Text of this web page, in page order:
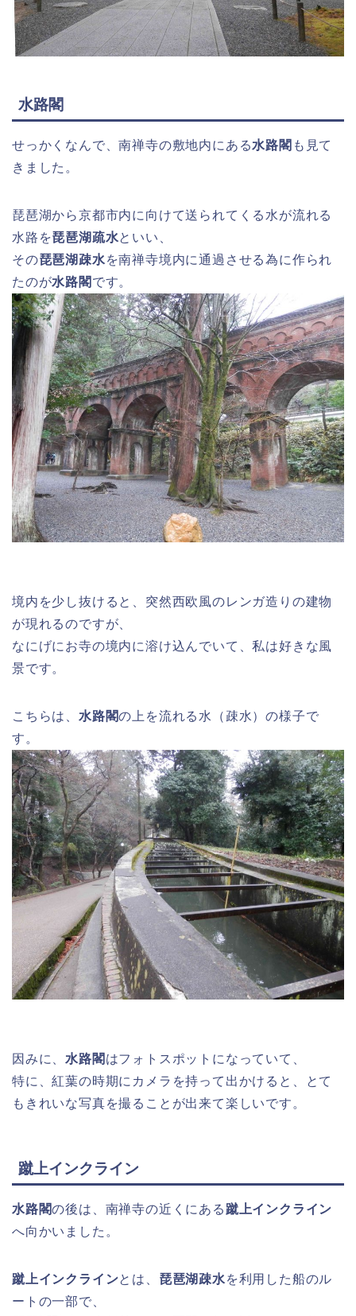
水路閣
せっかくなんで、南禅寺の敷地内にある水路閣 も見て
きました。
琵琶湖から京都市内に向けて送られてくる水が流れる
水路を琵琶湖疏水といい、
その琵琶湖疎水を南禅寺境内に通過させる為に作られ
たのが水路閣 です。
境内を少し抜けると、突然西欧風のレンガ造りの建物
が現れるのですが、
なにげにお寺の境内に溶け込んでいて、私は好きな風
景です。
こちらは、 水路閣の上を流れる水（疎水）の様子で
す。
因みに、 水路閣 はフォトスポットになっていて、
特に、紅葉の時期にカメラを持って出かけると、とて
もきれいな写真を撮ることが出来て楽しいです。
蹴上インクライン
水路閣の後は、南禅寺の近くにある 蹴上インクライン
へ向かいました。
蹴上インクラインとは、 琵琶湖疎水を利用した船のル
ートの一部で、